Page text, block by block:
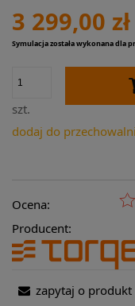
3 299,00 zł
Symulacja została wykonana dla
szt.
dodaj do przechowalni
Ocena:
Producent:
zapytaj o produkt